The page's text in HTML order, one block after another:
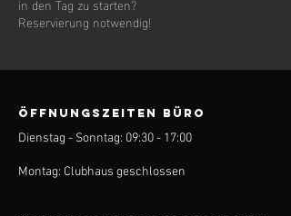
Reservierung notwendig!
ÖFFNUNGSZEITEN BÜRO
Dienstag - Sonntag: 09:30 - 17:00
Montag: Clubhaus geschlossen